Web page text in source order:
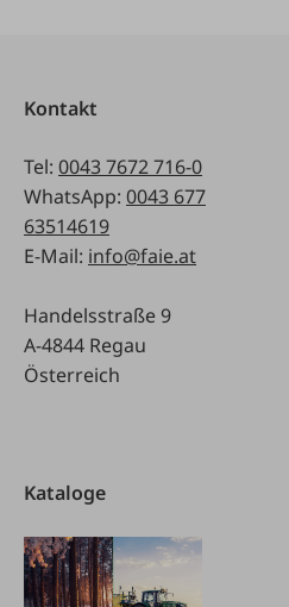
Kontakt
Tel: 0043 7672 716-0
WhatsApp: 0043 677
63514619
E-Mail: info@faie.at
Handelsstraße 9
A-4844 Regau
Österreich
Kataloge